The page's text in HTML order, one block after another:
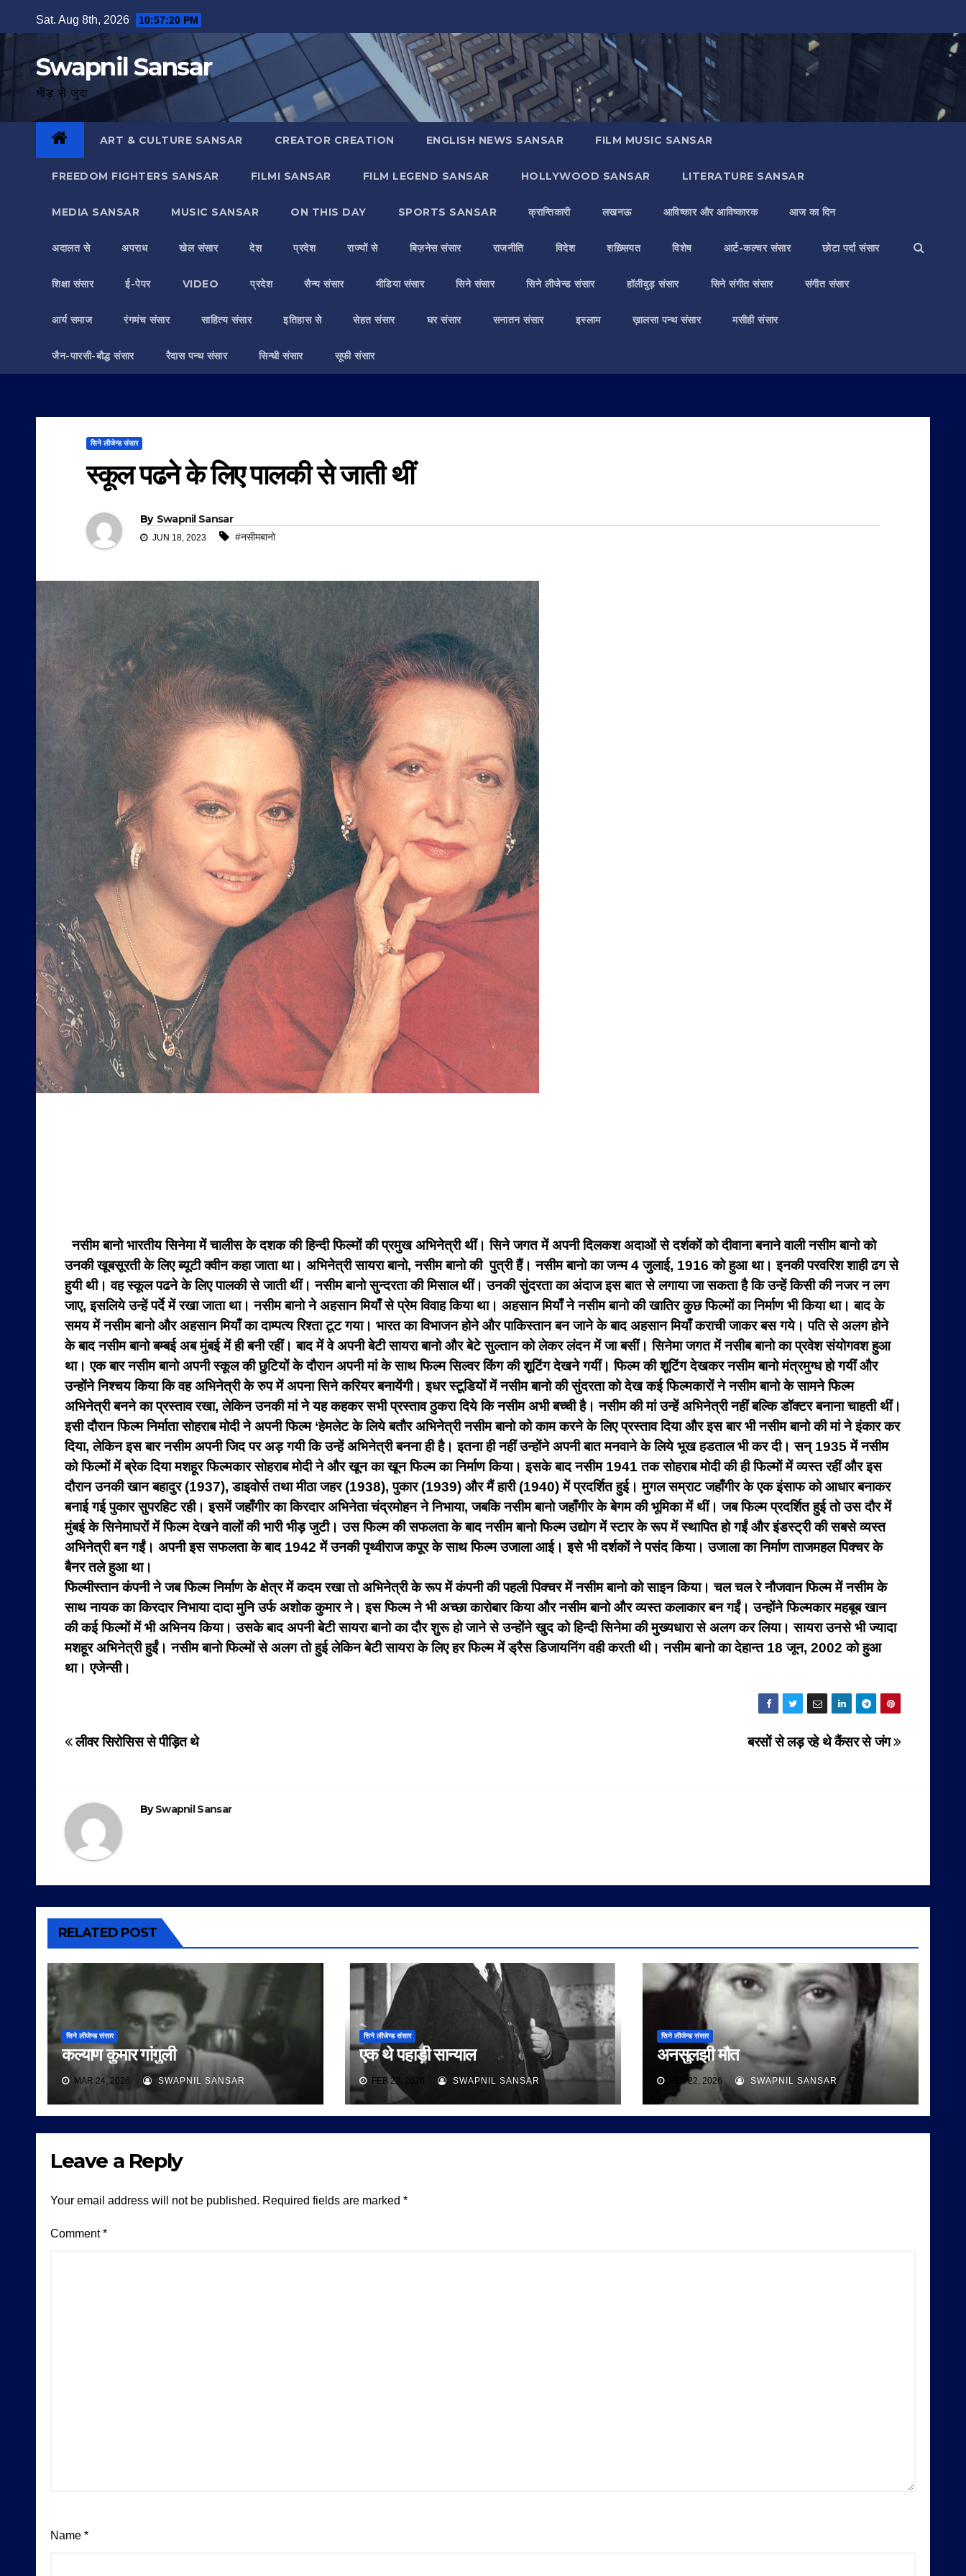
to
Sat. Aug 8th, 2026 10:57:21 PM
Swapnil Sansar
भीड़ से जुदा
ART & CULTURE SANSAR CREATOR CREATION ENGLISH NEWS SANSAR FILM MUSIC SANSAR
FREEDOM FIGHTERS SANSAR FILMI SANSAR FILM LEGEND SANSAR HOLLYWOOD SANSAR LITERATURE SANSAR
MEDIA SANSAR MUSIC SANSAR ON THIS DAY SPORTS SANSAR क्रान्तिकारी लखनऊ आविष्कार और आविष्कारक आज का दिन
अदालत से अपराध खेल संसार देश प्रदेश राज्यों से बिज़नेस संसार राजनीति विदेश शख़्सियत विशेष आर्ट-कल्चर संसार छोटा पर्दा संसार
शिक्षा संसार ई-पेपर VIDEO प्रदेश सैन्य संसार मीडिया संसार सिने संसार सिने लीजेन्ड संसार हॉलीवुड़ संसार सिने संगीत संसार संगीत संसार
आर्य समाज रंगमंच संसार साहित्य संसार इतिहास से सेहत संसार घर संसार सनातन संसार इस्लाम ख़ालसा पन्थ संसार मसीही संसार
जैन-पारसी-बौद्ध संसार रैदास पन्थ संसार सिन्धी संसार सूफी संसार
सिने लीजेन्ड संसार
स्कूल पढने के लिए पालकी से जाती थीं
By Swapnil Sansar
JUN 18, 2023 #नसीमबानो
नसीम बानो भारतीय सिनेमा में चालीस के दशक की हिन्दी फिल्मों की प्रमुख अभिनेत्री थीं। सिने जगत में अपनी दिलकश अदाओं से दर्शकों को दीवाना बनाने वाली नसीम बानो को
उनकी खूबसूरती के लिए ब्यूटी क्वीन कहा जाता था। अभिनेत्री सायरा बानो, नसीम बानो की पुत्री हैं। नसीम बानो का जन्म 4 जुलाई, 1916 को हुआ था। इनकी परवरिश शाही ढग से
हुयी थी। वह स्कूल पढने के लिए पालकी से जाती थीं। नसीम बानो सुन्दरता की मिसाल थीं। उनकी सुंदरता का अंदाज इस बात से लगाया जा सकता है कि उन्हें किसी की नजर न लग
जाए, इसलिये उन्हें पर्दे में रखा जाता था। नसीम बानो ने अहसान मियाँ से प्रेम विवाह किया था। अहसान मियाँ ने नसीम बानो की खातिर कुछ फिल्मों का निर्माण भी किया था। बाद के
समय में नसीम बानो और अहसान मियाँ का दाम्पत्य रिश्ता टूट गया। भारत का विभाजन होने और पाकिस्तान बन जाने के बाद अहसान मियाँ कराची जाकर बस गये। पति से अलग होने
के बाद नसीम बानो बम्बई अब मुंबई में ही बनी रहीं। बाद में वे अपनी बेटी सायरा बानो और बेटे सुल्तान को लेकर लंदन में जा बसीं। सिनेमा जगत में नसीब बानो का प्रवेश संयोगवश हुआ
था। एक बार नसीम बानो अपनी स्कूल की छुटियों के दौरान अपनी मां के साथ फिल्म सिल्वर किंग की शूटिंग देखने गयीं। फिल्म की शूटिंग देखकर नसीम बानो मंत्रमुग्ध हो गयीं और
उन्होंने निश्चय किया कि वह अभिनेत्री के रुप में अपना सिने करियर बनायेंगी। इधर स्टूडियों में नसीम बानो की सुंदरता को देख कई फिल्मकारों ने नसीम बानो के सामने फिल्म
अभिनेत्री बनने का प्रस्ताव रखा, लेकिन उनकी मां ने यह कहकर सभी प्रस्ताव ठुकरा दिये कि नसीम अभी बच्ची है। नसीम की मां उन्हें अभिनेत्री नहीं बल्कि डॉक्टर बनाना चाहती थीं।
इसी दौरान फिल्म निर्माता सोहराब मोदी ने अपनी फिल्म ‘हेमलेट के लिये बतौर अभिनेत्री नसीम बानो को काम करने के लिए प्रस्ताव दिया और इस बार भी नसीम बानो की मां ने इंकार कर
दिया, लेकिन इस बार नसीम अपनी जिद पर अड़ गयी कि उन्हें अभिनेत्री बनना ही है। इतना ही नहीं उन्होंने अपनी बात मनवाने के लिये भूख हडताल भी कर दी। सन् 1935 में नसीम
को फिल्मों में ब्रेक दिया मशहूर फिल्मकार सोहराब मोदी ने और खून का खून फिल्म का निर्माण किया। इसके बाद नसीम 1941 तक सोहराब मोदी की ही फिल्मों में व्यस्त रहीं और इस
दौरान उनकी खान बहादुर (1937), डाइवोर्स तथा मीठा जहर (1938), पुकार (1939) और मैं हारी (1940) में प्रदर्शित हुई। मुगल सम्राट जहाँगीर के एक इंसाफ को आधार बनाकर
बनाई गई पुकार सुपरहिट रही। इसमें जहाँगीर का किरदार अभिनेता चंद्रमोहन ने निभाया, जबकि नसीम बानो जहाँगीर के बेगम की भूमिका में थीं। जब फिल्म प्रदर्शित हुई तो उस दौर में
मुंबई के सिनेमाघरों में फिल्म देखने वालों की भारी भीड़ जुटी। उस फिल्म की सफलता के बाद नसीम बानो फिल्म उद्योग में स्टार के रूप में स्थापित हो गईं और इंडस्ट्री की सबसे व्यस्त
अभिनेत्री बन गईं। अपनी इस सफलता के बाद 1942 में उनकी पृथ्वीराज कपूर के साथ फिल्म उजाला आई। इसे भी दर्शकों ने पसंद किया। उजाला का निर्माण ताजमहल पिक्चर के
बैनर तले हुआ था।
फिल्मीस्तान कंपनी ने जब फिल्म निर्माण के क्षेत्र में कदम रखा तो अभिनेत्री के रूप में कंपनी की पहली पिक्चर में नसीम बानो को साइन किया। चल चल रे नौजवान फिल्म में नसीम के
साथ नायक का किरदार निभाया दादा मुनि उर्फ अशोक कुमार ने। इस फिल्म ने भी अच्छा कारोबार किया और नसीम बानो और व्यस्त कलाकार बन गईं। उन्होंने फिल्मकार महबूब खान
की कई फिल्मों में भी अभिनय किया। उसके बाद अपनी बेटी सायरा बानो का दौर शुरू हो जाने से उन्होंने खुद को हिन्दी सिनेमा की मुख्यधारा से अलग कर लिया। सायरा उनसे भी ज्यादा
मशहूर अभिनेत्री हुईं। नसीम बानो फिल्मों से अलग तो हुई लेकिन बेटी सायरा के लिए हर फिल्म में ड्रैस डिजायनिंग वही करती थी। नसीम बानो का देहान्त 18 जून, 2002 को हुआ
था। एजेन्सी।
Post
बरसों से लड़ रहे थे कैंसर से जंग
लीवर सिरोसिस से पीड़ित थे
BySwapnil Sansar
RELATED POST
सिने लीजेन्ड संसार
कल्याण कुमार गांगुली
MAR 24, 2026 SWAPNIL SANSAR
सिने लीजेन्ड संसार
एक थे पहाड़ी सान्याल
FEB 22, 2026 SWAPNIL SANSAR
सिने लीजेन्ड संसार
अनसुलझी मौत
FEB 22, 2026 SWAPNIL SANSAR
Leave a Reply
Your email address will not be published. Required fields are marked *
Comment*
Name *